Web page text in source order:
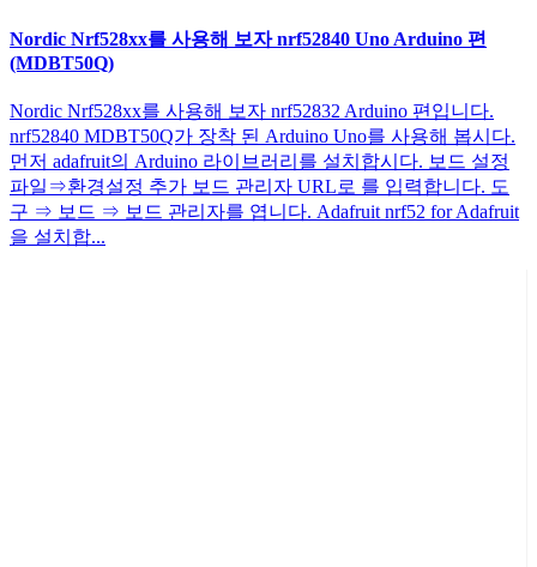
Nordic Nrf528xx를 사용해 보자 nrf52840 Uno Arduino 편
(MDBT50Q)
Nordic Nrf528xx를 사용해 보자 nrf52832 Arduino 편입니다.
nrf52840 MDBT50Q가 장착 된 Arduino Uno를 사용해 봅시다.
먼저 adafruit의 Arduino 라이브러리를 설치합시다. 보드 설정
파일⇒환경설정 추가 보드 관리자 URL로 를 입력합니다. 도
구 ⇒ 보드 ⇒ 보드 관리자를 엽니다. Adafruit nrf52 for Adafruit
을 설치합...